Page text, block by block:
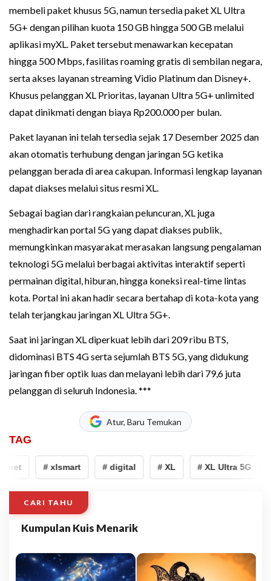
membeli paket khusus 5G, namun tersedia paket XL Ultra
5G+ dengan pilihan kuota 150 GB hingga 500 GB melalui
aplikasi myXL. Paket tersebut menawarkan kecepatan
hingga 500 Mbps, fasilitas roaming gratis di sembilan negara,
serta akses layanan streaming Vidio Platinum dan Disney+.
Khusus pelanggan XL Prioritas, layanan Ultra 5G+ unlimited
dapat dinikmati dengan biaya Rp200.000 per bulan.
Paket layanan ini telah tersedia sejak 17 Desember 2025 dan
akan otomatis terhubung dengan jaringan 5G ketika
pelanggan berada di area cakupan. Informasi lengkap layanan
dapat diakses melalui situs resmi XL.
Sebagai bagian dari rangkaian peluncuran, XL juga
menghadirkan portal 5G yang dapat diakses publik,
memungkinkan masyarakat merasakan langsung pengalaman
teknologi 5G melalui berbagai aktivitas interaktif seperti
permainan digital, hiburan, hingga koneksi real-time lintas
kota. Portal ini akan hadir secara bertahap di kota-kota yang
telah terjangkau jaringan XL Ultra 5G+.
Saat ini jaringan XL diperkuat lebih dari 209 ribu BTS,
didominasi BTS 4G serta sejumlah BTS 5G, yang didukung
jaringan fiber optik luas dan melayani lebih dari 79,6 juta
pelanggan di seluruh Indonesia. ***
Atur, Baru Temukan
TAG
# xlsmart # digital # XL # XL Ultra 5G
CARI TAHU
Kumpulan Kuis Menarik